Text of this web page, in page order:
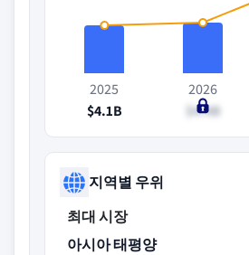
2025
$4.1B
2026
$4.4B
지역별 우위
최대 시장
아시아 태평양